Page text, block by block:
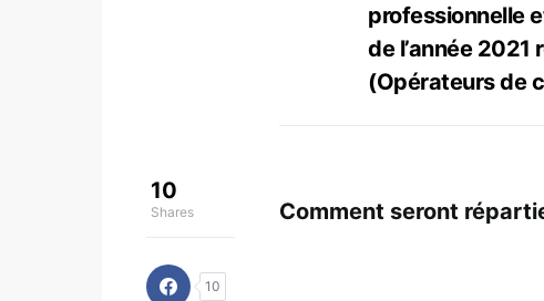
10
Shares
10
professionnelle
de l’année 2021
(Opérateurs de
Comment seront